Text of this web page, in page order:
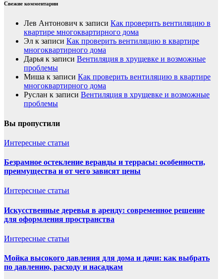
Свежие комментарии
Лев Антонович к записи Как проверить вентиляцию в
квартире многоквартирного дома
Эл к записи Как проверить вентиляцию в квартире
многоквартирного дома
Дарья к записи Вентиляция в хрущевке и возможные
проблемы
Миша к записи Как проверить вентиляцию в квартире
многоквартирного дома
Руслан к записи Вентиляция в хрущевке и возможные
проблемы
Вы пропустили
Интересные статьи
Безрамное остекление веранды и террасы: особенности,
преимущества и от чего зависят цены
Интересные статьи
Искусственные деревья в аренду: современное решение
для оформления пространства
Интересные статьи
Мойка высокого давления для дома и дачи: как выбрать
по давлению, расходу и насадкам